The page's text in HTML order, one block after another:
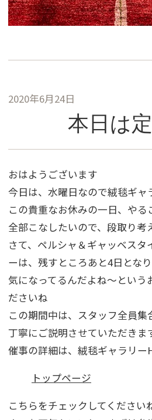
2020年6月24日
本日は
おはようございます
今日は、水曜日なので絨毯ギャ
この貴重なお休みの一日、やる
全部こなしたいので、段取り考
さて、ペルシャ＆ギャッベスタ
ーは、残すところあと4日とな
気になってるんだよね～という
ださいね
この期間中は、スタッフ全員集
丁寧にご説明させていただきま
催事の詳細は、絨毯ギャラリー
トップページ
こちらをチェックしてください